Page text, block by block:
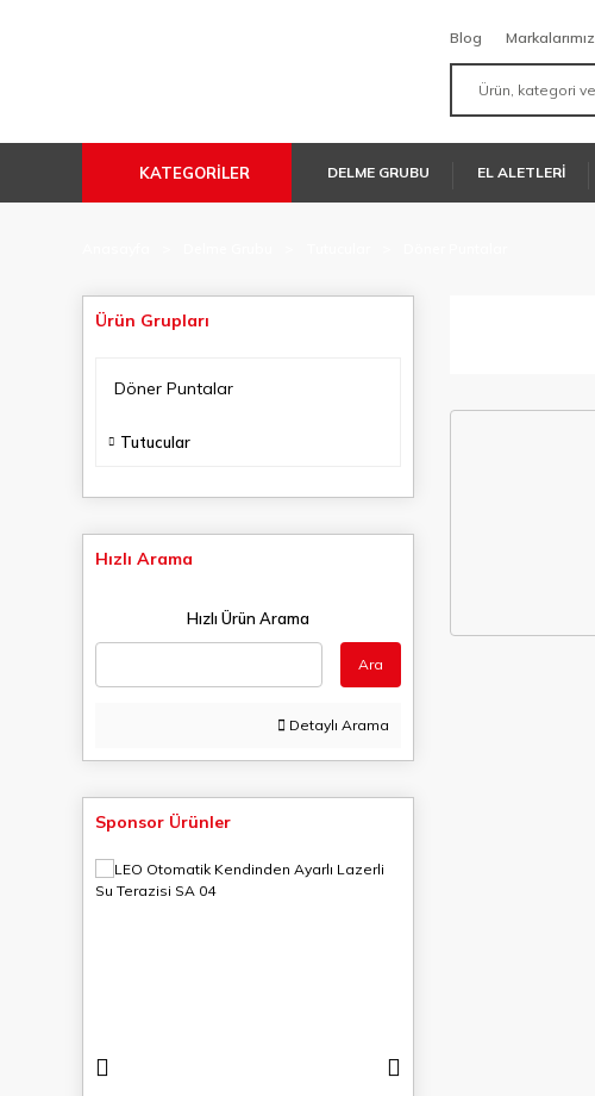
Blog Markalarımız
KATEGORİLER DELME GRUBU EL ALETLERİ
Ürün Grupları
Döner Puntalar
Tutucular
Hızlı Arama
Hızlı Ürün Arama
Ara
Detaylı Arama
Sponsor Ürünler